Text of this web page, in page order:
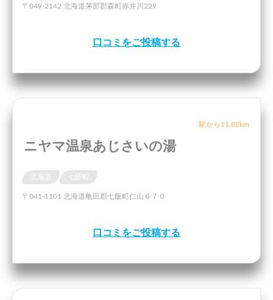
〒049-2142 北海道茅部郡森町赤井川229
口コミをご投稿する
駅から11.82km
ニヤマ温泉あじさいの湯
七飯町
〒041-1101 北海道亀田郡七飯町仁山６７０
口コミをご投稿する